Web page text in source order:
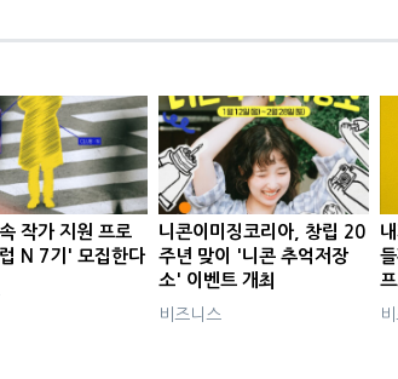
작가 지원 프로
N 7기' 모집한다
니콘이미징코리아, 창립 20
주년 맞이 '니콘 추억저장
소' 이벤트 개최
비즈니스